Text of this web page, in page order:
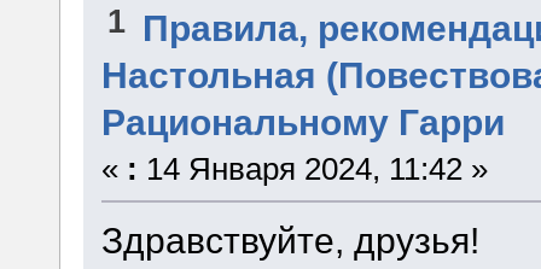
1 Правила,
Настольная
Рациональному Гарри
« : 14 Января 2024, 11:42 »
Здравствуйте, друзья!